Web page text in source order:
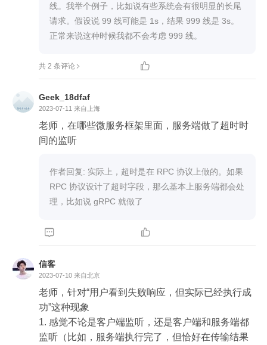
线。我举个例子，比如说有些系统会有很明显的长尾
请求。假设说 99 线可能是 1s，结果 999 线是 3s。
正常来说这种时候我都不会考虑 999 线。
共 2 条评论 
Geek_18dfaf
2023-07-11 来自上海
老师，在哪些微服务框架里面，服务端做了超时时
间的监听
作者回复: 实际上，超时是在 RPC 协议上做的。如果
RPC 协议设计了超时字段，那么基本上服务端都会处
理，比如说 gRPC 就做了
 
信客
2023-07-10 来自北京
老师，针对“用户看到失败响应，但实际已经执行成
功”这种现象
1. 感觉不论是客户端监听，还是客户端和服务端都
监听（比如，服务端执行完了，但恰好在传输结果